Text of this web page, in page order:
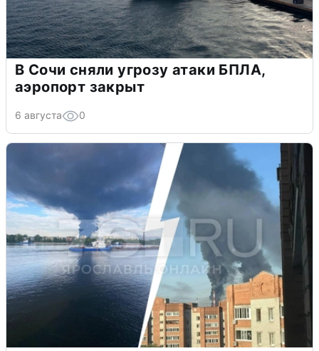
В Сочи сняли угрозу атаки БПЛА,
аэропорт закрыт
6 августа 0